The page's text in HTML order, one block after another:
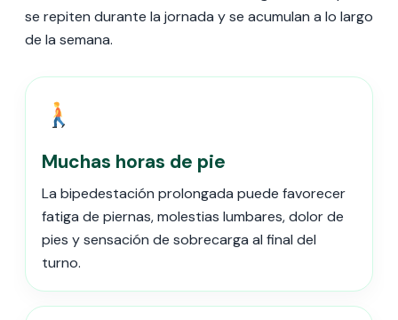
se repiten durante la jornada y se acumulan a lo largo
de la semana.
Muchas horas de pie
La bipedestación prolongada puede favorecer
fatiga de piernas, molestias lumbares, dolor de
pies y sensación de sobrecarga al final del
turno.